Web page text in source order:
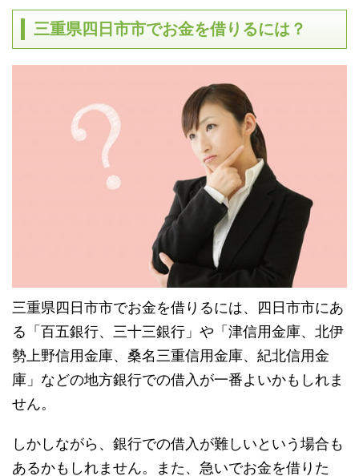
三重県四日市市でお金を借りるには？
三重県四日市市でお金を借りるには、四日市市にあ
る「百五銀行、三十三銀行」や「津信用金庫、北伊
勢上野信用金庫、桑名三重信用金庫、紀北信用金
庫」などの地方銀行での借入が一番よいかもしれま
せん。
しかしながら、銀行での借入が難しいという場合も
あるかもしれません。また、 急いでお金を借りた